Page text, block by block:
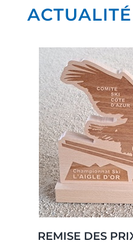
ACTUALITÉ
REMISE DES